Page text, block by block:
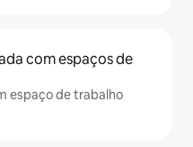
com espaços de
espaço de trabalho